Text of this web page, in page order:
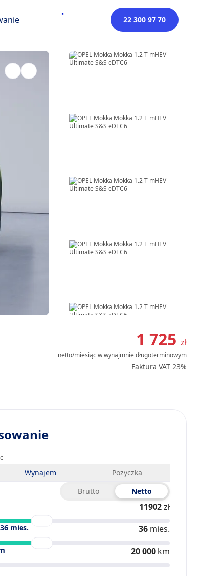
22 300 97 70
16
1 725 zł
netto/miesiącw wynajmnie długoterminowym
Faktura VAT 23%
Wynajem
Pożyczka
Brutto
Netto
11902zł
36 mies. 36 mies.
20 000 km